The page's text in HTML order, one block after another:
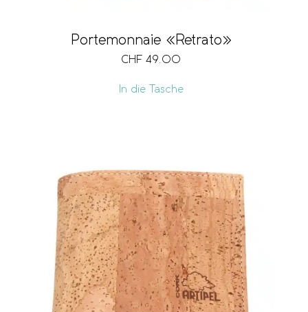
Portemonnaie «Retrato»
CHF 49.00
In die Tasche